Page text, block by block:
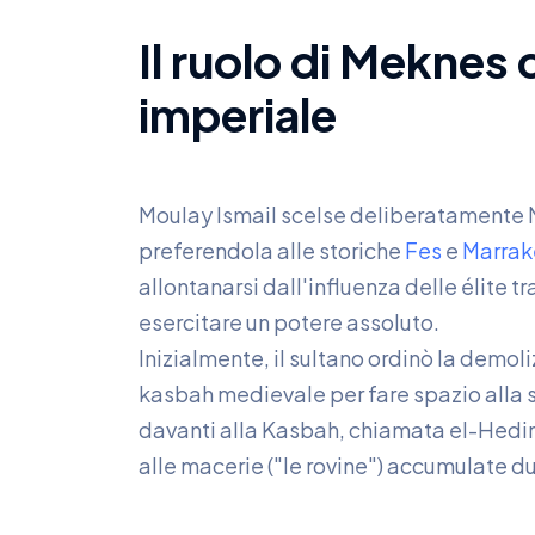
Il ruolo di Meknes
imperiale
Moulay Ismail scelse deliberatamente
preferendola alle storiche Fes e
allontanarsi dall'influenza delle élite
esercitare un potere assoluto.
Inizialmente, il sultano ordinò la
kasbah medievale per fare spazio
davanti alla Kasbah, chiamata el-
alle macerie ("le rovine") accumulate